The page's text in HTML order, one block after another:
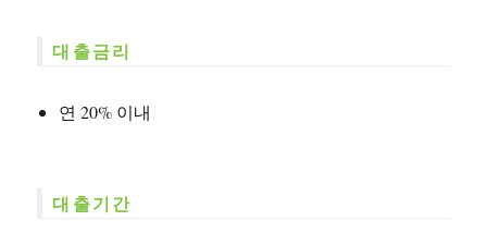
대출금리
연 20% 이내
대출기간